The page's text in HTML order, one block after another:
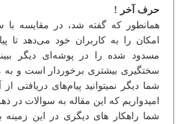
حرف آخر !
همانطور که گفته شد، در مقایسه با
امکان را به کاربران خود می‌دهد تا
سختگیری بیشتری برخوردار است و
شما دیگر نمیتوانید پیام‌های دریافتی
امیدواریم که این مقاله به سوالات در
شما راهکار های دیگری در این زمینه